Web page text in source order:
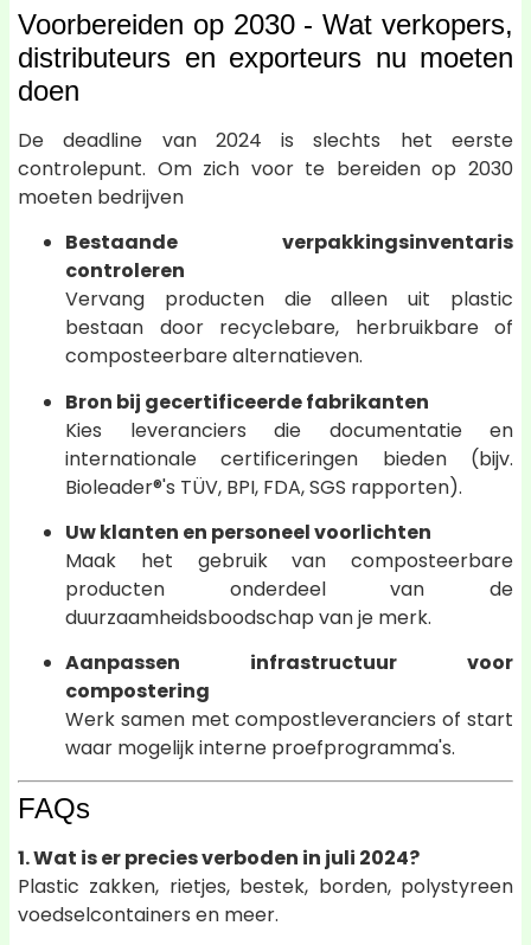
Voorbereiden op 2030 - Wat verkopers,
distributeurs en exporteurs nu moeten
doen
De deadline van 2024 is slechts het eerste
controlepunt. Om zich voor te bereiden op 2030
moeten bedrijven
Bestaande verpakkingsinventaris
controleren
Vervang producten die alleen uit plastic
bestaan door recyclebare, herbruikbare of
composteerbare alternatieven.
Bron bij gecertificeerde fabrikanten
Kies leveranciers die documentatie en
internationale certificeringen bieden (bijv.
Bioleader®'s TÜV, BPI, FDA, SGS rapporten).
Uw klanten en personeel voorlichten
Maak het gebruik van composteerbare
producten onderdeel van de
duurzaamheidsboodschap van je merk.
Aanpassen infrastructuur voor
compostering
Werk samen met compostleveranciers of start
waar mogelijk interne proefprogramma's.
FAQs
1. Wat is er precies verboden in juli 2024?
Plastic zakken, rietjes, bestek, borden, polystyreen
voedselcontainers en meer.